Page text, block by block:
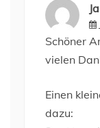
Schöner
vielen
Einen
dazu: